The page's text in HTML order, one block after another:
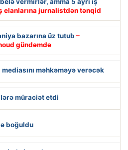
elanlarına jurnalistdən tənqid
bazarına üz tutub –
gündəmdə
məhkəməyə verəcək
müraciət etdi
boğuldu